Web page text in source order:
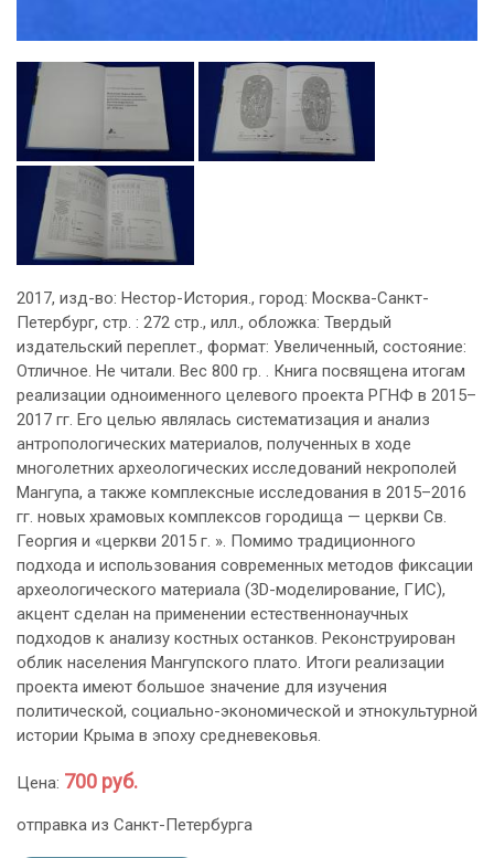
2017, изд-во: Нестор-История., город: Москва-Санкт-
Петербург, стр. : 272 стр., илл., обложка: Твердый
издательский переплет., формат: Увеличенный, состояние:
Отличное. Не читали. Вес 800 гр. . Книга посвящена итогам
реализации одноименного целевого проекта РГНФ в 2015–
2017 гг. Его целью являлась систематизация и анализ
антропологических материалов, полученных в ходе
многолетних археологических исследований некрополей
Мангупа, а также комплексные исследования в 2015–2016
гг. новых храмовых комплексов городища — церкви Св.
Георгия и «церкви 2015 г. ». Помимо традиционного
подхода и использования современных методов фиксации
археологического материала (3D-моделирование, ГИС),
акцент сделан на применении естественнонаучных
подходов к анализу костных останков. Реконструирован
облик населения Мангупского плато. Итоги реализации
проекта имеют большое значение для изучения
политической, социально-экономической и этнокультурной
истории Крыма в эпоху средневековья.
Цена: 700 руб.
отправка из Санкт-Петербурга